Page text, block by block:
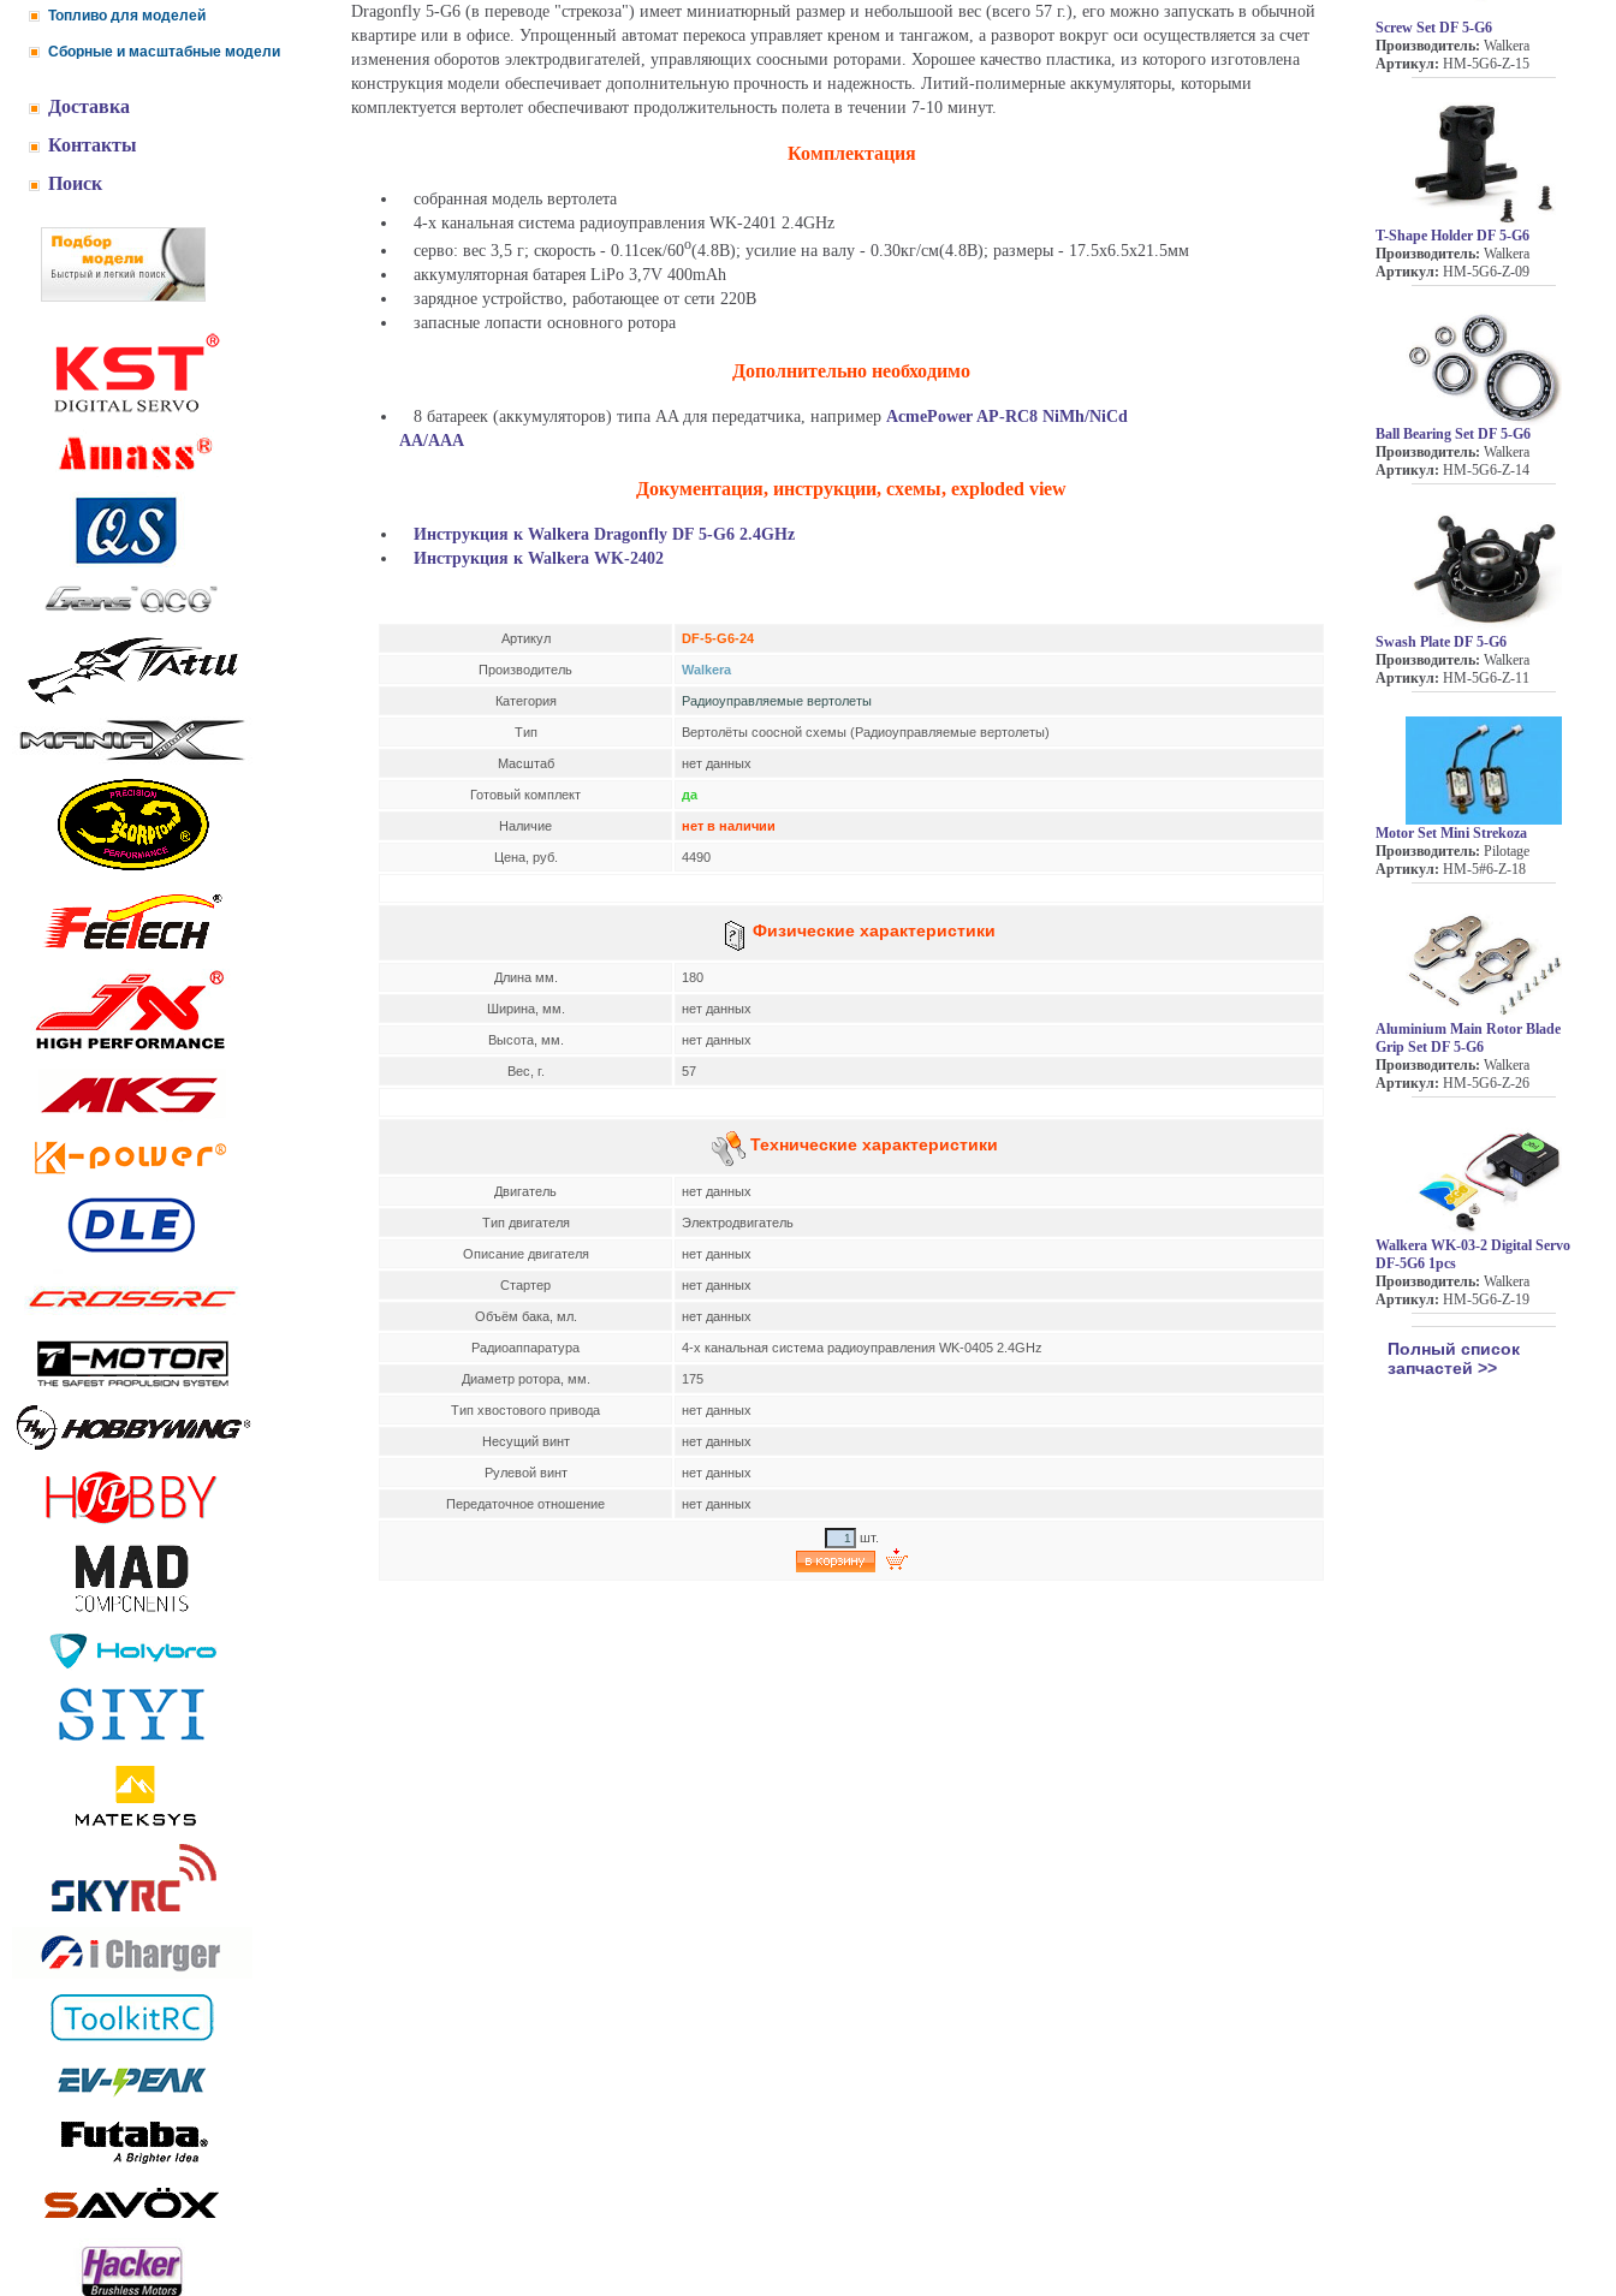
Топливо для моделей
Сборные и масштабные модели
Доставка
Контакты
Поиск
Dragonfly 5-G6 (в переводе "стрекоза") имеет миниатюрный размер и небольшоой вес (всего 57 г.), его можно запускать в обычной
квартире или в офисе. Упрощенный автомат перекоса управляет креном и тангажом, а разворот вокруг оси осуществляется за счет
изменения оборотов электродвигателей, управляющих соосными роторами. Хорошее качество пластика, из которого изготовлена
конструкция модели обеспечивает дополнительную прочность и надежность. Литий-полимерные аккумуляторы, которыми
комплектуется вертолет обеспечивают продолжительность полета в течении 7-10 минут.
Комплектация
собранная модель вертолета
4-х канальная система радиоуправления WK-2401 2.4GHz
серво: вес 3,5 г; скорость - 0.11сек/60o(4.8В); усилие на валу - 0.30кг/см(4.8В); размеры - 17.5х6.5х21.5мм
аккумуляторная батарея LiPo 3,7V 400mAh
зарядное устройство, работающее от сети 220В
запасные лопасти основного ротора
Дополнительно необходимо
8 батареек (аккумуляторов) типа AA для передатчика, например AcmePower AP-RC8 NiMh/NiCd
AA/AAA
Документация, инструкции, схемы, exploded view
Инструкция к Walkera Dragonfly DF 5-G6 2.4GHz
Инструкция к Walkera WK-2402
Артикул DF-5-G6-24
Производитель Walkera
Категория Радиоуправляемые вертолеты
Тип Вертолёты соосной схемы (Радиоуправляемые вертолеты)
Масштаб нет данных
Готовый комплект да
Наличие нет в наличии
Цена, руб. 4490
Физические характеристики
Длина мм. 180
Ширина, мм. нет данных
Высота, мм. нет данных
Вес, г. 57
Технические характеристики
Двигатель нет данных
Тип двигателя Электродвигатель
Описание двигателя нет данных
Стартер нет данных
Объём бака, мл. нет данных
Радиоаппаратура 4-х канальная система радиоуправления WK-0405 2.4GHz
Диаметр ротора, мм. 175
Тип хвостового привода нет данных
Несущий винт нет данных
Рулевой винт нет данных
Передаточное отношение нет данных
шт.
Screw Set DF 5-G6
Производитель: Walkera
Артикул: HM-5G6-Z-15
T-Shape Holder DF 5-G6
Производитель: Walkera
Артикул: HM-5G6-Z-09
Ball Bearing Set DF 5-G6
Производитель: Walkera
Артикул: HM-5G6-Z-14
Swash Plate DF 5-G6
Производитель: Walkera
Артикул: HM-5G6-Z-11
Motor Set Mini Strekoza
Производитель: Pilotage
Артикул: HM-5#6-Z-18
Aluminium Main Rotor Blade
Grip Set DF 5-G6
Производитель: Walkera
Артикул: HM-5G6-Z-26
Walkera WK-03-2 Digital Servo
DF-5G6 1pcs
Производитель: Walkera
Артикул: HM-5G6-Z-19
Полный список
запчастей >>